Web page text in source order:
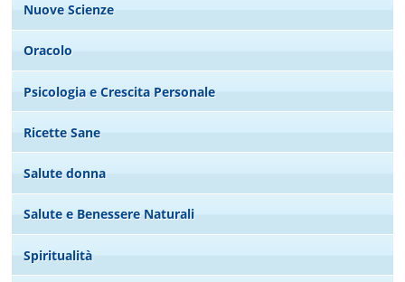
Nuove Scienze
Oracolo
Psicologia e Crescita Personale
Ricette Sane
Salute donna
Salute e Benessere Naturali
Spiritualità